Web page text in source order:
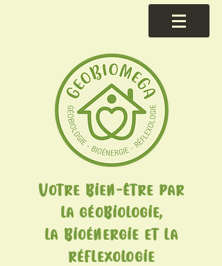
Votre bien-être par
la géobiologie,
la bioénergie et la
réflexologie